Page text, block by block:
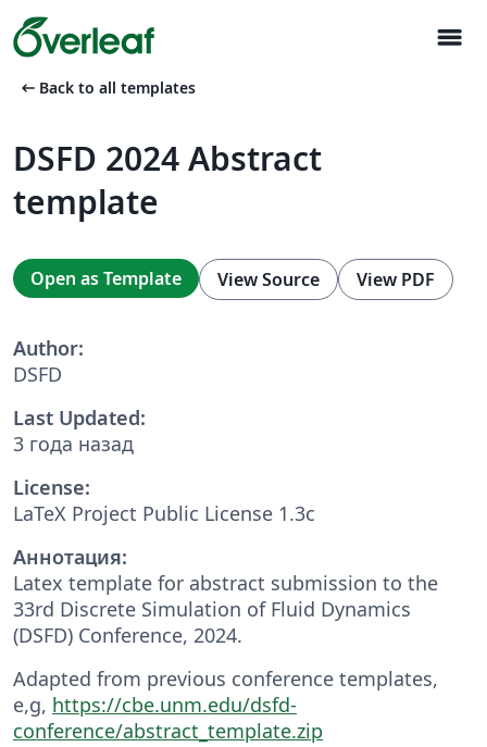
menu
arrow_left_alt Back to all templates
DSFD 2024 Abstract
template
Open as Template View Source View PDF
Author:
DSFD
Last Updated:
3 года назад
License:
LaTeX Project Public License 1.3c
Аннотация:
Latex template for abstract submission to the
33rd Discrete Simulation of Fluid Dynamics
(DSFD) Conference, 2024.
Adapted from previous conference templates,
e,g, https://cbe.unm.edu/dsfd-
conference/abstract_template.zip